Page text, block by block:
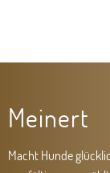
Meinert
Macht Hunde